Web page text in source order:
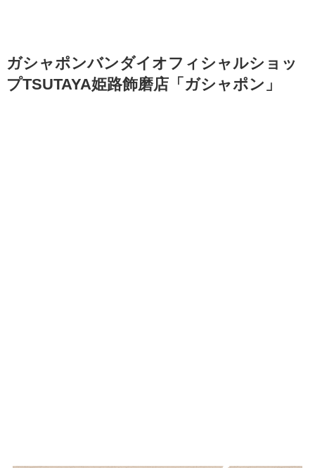
ガシャポンバンダイオフィシャルショッ
プTSUTAYA姫路飾磨店「ガシャポン」